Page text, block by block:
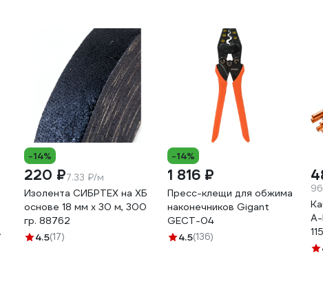
-14%
220 ₽7.33 ₽/м
Изолента СИБРТЕХ на ХБ
основе 18 мм х 30 м, 300
гр. 88762
4.5(17)
-14%
1 816 ₽
Пресс-клещи для обжима
наконечников Gigant
GECT-04
4.5(136)
А-